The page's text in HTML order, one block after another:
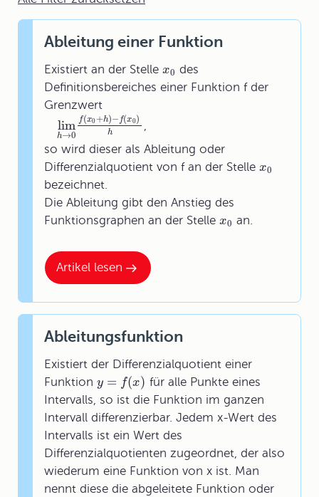
Artikel lesen
Ableitung einer Funktion
Existiert an der Stelle x0 des
Definitionsbereiches einer Funktion f der
Grenzwert
lim
h→0
f(x0 +h)− f(x0)
h
so wird dieser als Ableitung oder
Differenzialquotient von f an der Stelle x0
bezeichnet.
Die Ableitung gibt den Anstieg des
Funktionsgraphen an der Stelle x0 an.
Ableitungsfunktion
Existiert der Differenzialquotient einer
Funktion y = f(x) für alle Punkte eines
Intervalls, so ist die Funktion im ganzen
Intervall differenzierbar. Jedem x-Wert des
Intervalls ist ein Wert des
Differenzialquotienten zugeordnet, der also
wiederum eine Funktion von x ist. Man
nennt diese die abgeleitete Funktion oder